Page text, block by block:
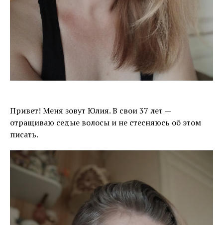
Привет! Меня зовут Юлия. В свои 37 лет —
отращиваю седые волосы и не стесняюсь об этом
писать.